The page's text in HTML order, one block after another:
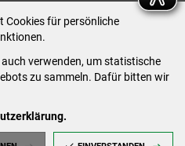
Cookies für persönliche
verwenden, um statistische
zu sammeln. Dafür bitten wir
15:00 Uhr
16:00 Uhr
(nach vorheriger
18:00 Uhr